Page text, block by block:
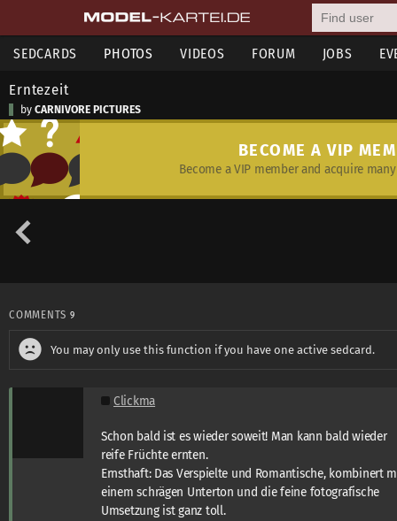
SEDCARDS PHOTOS VIDEOS FORUM JOBS
Erntezeit
by CARNIVORE PICTURES
BECOME A VIP
Become a VIP member and acquire
COMMENTS 9
You may only use this function if you have one active sedcard.
Clickma
Schon bald ist es wieder soweit! Man kann bald wieder
reife Früchte ernten.
Ernsthaft: Das Verspielte und Romantische, kombinert
einem schrägen Unterton und die feine fotografische
Umsetzung ist ganz toll.